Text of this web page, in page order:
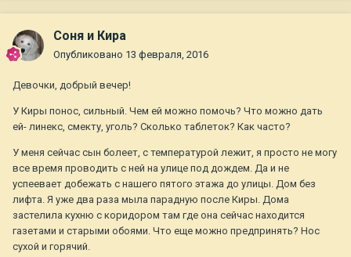
Соня и Кира
Опубликовано 13 февраля, 2016
Девочки, добрый вечер!
У Киры понос, сильный. Чем ей можно помочь? Что можно дать
ей- линекс, смекту, уголь? Сколько таблеток? Как часто?
У меня сейчас сын болеет, с температурой лежит, я просто не могу
все время проводить с ней на улице под дождем. Да и не
успеевает добежать с нашего пятого этажа до улицы. Дом без
лифта. Я уже два раза мыла парадную после Киры. Дома
застелила кухню с коридором там где она сейчас находится
газетами и старыми обоями. Что еще можно предпринять? Нос
сухой и горячий.